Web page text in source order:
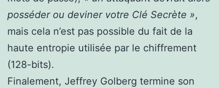
posséder ou deviner votre Clé Secrète »,
mais cela n’est pas possible du fait de la
haute entropie utilisée par le chiffrement
(128-bits).
Finalement, Jeffrey Golberg termine son